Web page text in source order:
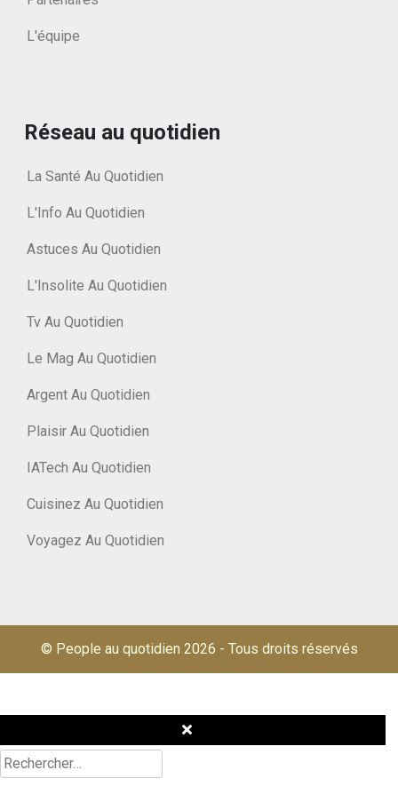
L'équipe
Réseau au quotidien
La Santé Au Quotidien
L'Info Au Quotidien
Astuces Au Quotidien
L'Insolite Au Quotidien
Tv Au Quotidien
Le Mag Au Quotidien
Argent Au Quotidien
Plaisir Au Quotidien
IATech Au Quotidien
Cuisinez Au Quotidien
Voyagez Au Quotidien
© People au quotidien 2026 - Tous droits réservés
Rechercher :